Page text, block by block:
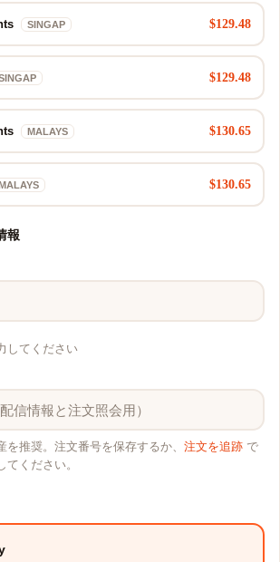
SINGAP $129.48
$129.48
MALAYS $130.65
$130.65
報
してください
を推奨。注文番号を保存するか、 注文を追跡 で
てください。